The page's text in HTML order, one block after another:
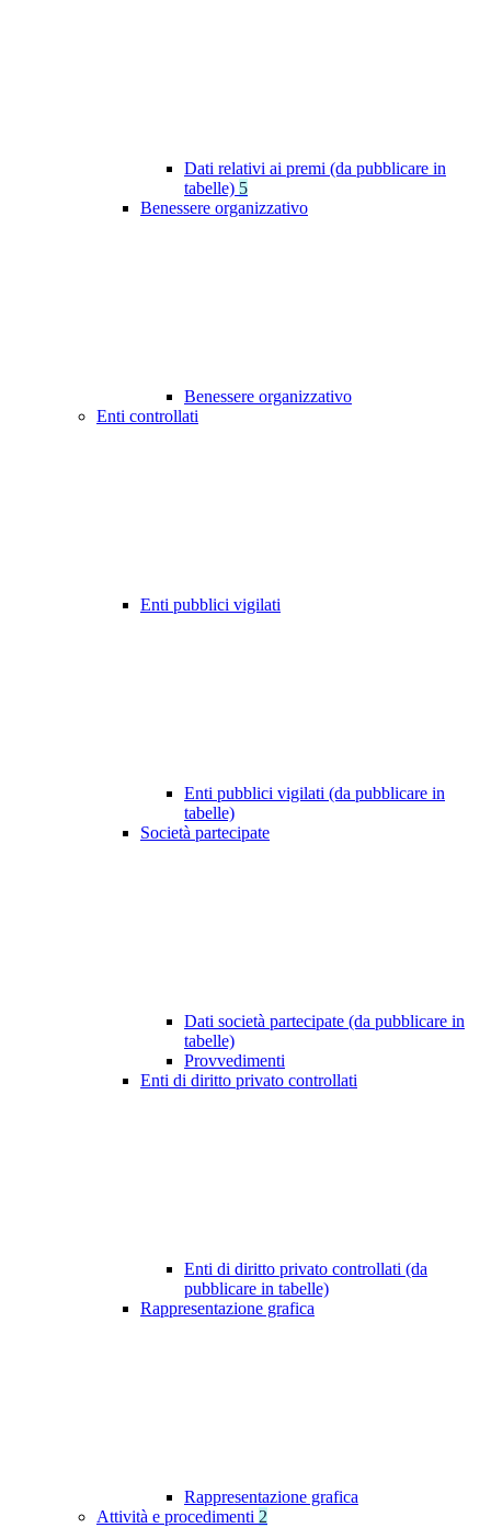
Dati relativi ai premi (da pubblicare in
tabelle) 5
Benessere organizzativo
Benessere organizzativo
Enti controllati
Enti pubblici vigilati
Enti pubblici vigilati (da pubblicare in
tabelle)
Società partecipate
Dati società partecipate (da pubblicare in
tabelle)
Provvedimenti
Enti di diritto privato controllati
Enti di diritto privato controllati (da
pubblicare in tabelle)
Rappresentazione grafica
Rappresentazione grafica
Attività e procedimenti 2